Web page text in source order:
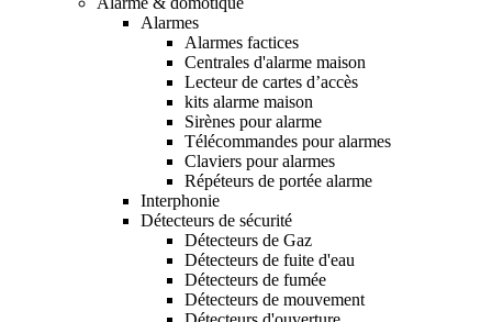
Alarmes
Alarmes factices
Centrales d'alarme maison
Lecteur de cartes d’accès
kits alarme maison
Sirènes pour alarme
Télécommandes pour alarmes
Claviers pour alarmes
Répéteurs de portée alarme
Interphonie
Détecteurs de sécurité
Détecteurs de Gaz
Détecteurs de fuite d'eau
Détecteurs de fumée
Détecteurs de mouvement